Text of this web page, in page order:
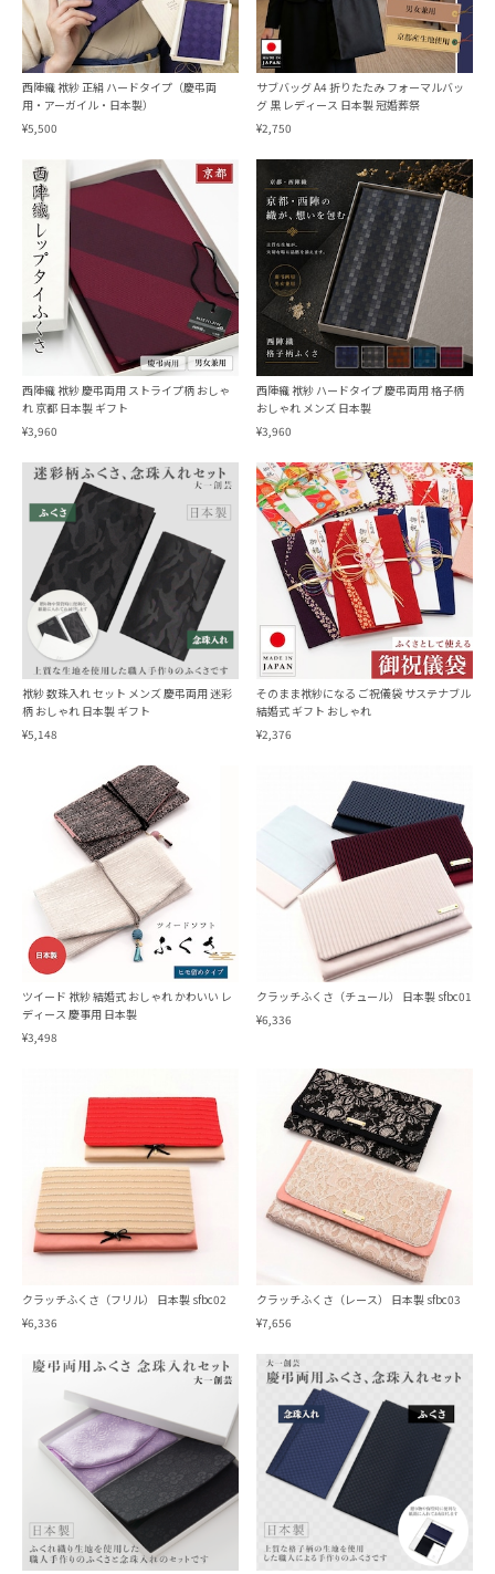
西陣織 袱紗 正絹 ハードタイプ（慶弔両
用・アーガイル・日本製）
¥5,500
サブバッグ A4 折りたたみ フォーマルバッ
グ 黒 レディース 日本製 冠婚葬祭
¥2,750
西陣織 袱紗 慶弔両用 ストライプ柄 おしゃ
れ 京都 日本製 ギフト
¥3,960
西陣織 袱紗 ハードタイプ 慶弔両用 格子柄
おしゃれ メンズ 日本製
¥3,960
袱紗 数珠入れ セット メンズ 慶弔両用 迷彩
柄 おしゃれ 日本製 ギフト
¥5,148
そのまま袱紗になる ご祝儀袋 サステナブル
結婚式 ギフト おしゃれ
¥2,376
ツイード 袱紗 結婚式 おしゃれ かわいい レ
ディース 慶事用 日本製
¥3,498
クラッチふくさ（チュール） 日本製 sfbc01
¥6,336
クラッチふくさ（フリル） 日本製 sfbc02
¥6,336
クラッチふくさ（レース） 日本製 sfbc03
¥7,656